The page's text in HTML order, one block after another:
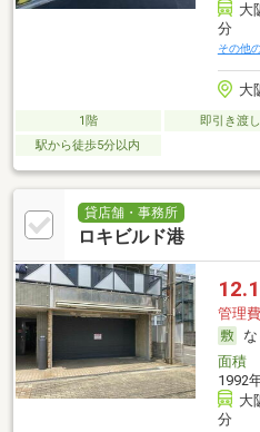
大
分
その他
大
1階 即引き渡
駅から徒歩5分以内
貸店舗・事務所
ロキビルド港
管理
な
面積
1992
大
分